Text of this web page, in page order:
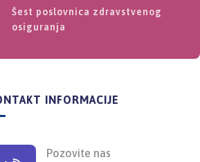
Šest poslovnica zdravstvenog
osiguranja
INFORMACIJE
Pozovite nas